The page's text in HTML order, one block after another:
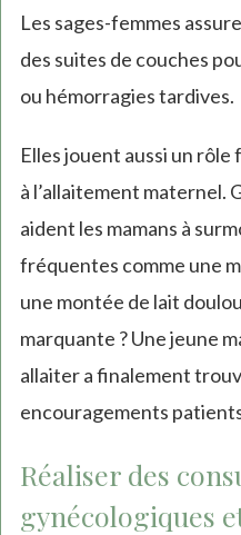
Les sages-femmes
des suites de couches
ou hémorragies tardives.
Elles jouent aussi un
à l’allaitement maternel.
aident les mamans à
fréquentes comme une
une montée de lait
marquante ? Une jeune
allaiter a finalement
encouragements
Réaliser des
gynécologiques